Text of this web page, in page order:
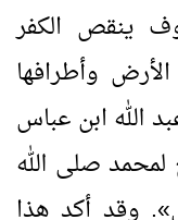
41]؛ أي سوف ينقص الكفر
وأطرافها
الله ابن عباس
لمحمد صلى الله
». وقد أكد هذا